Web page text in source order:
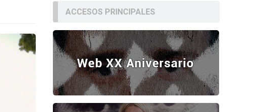
ACCESOS PRINCIPALES